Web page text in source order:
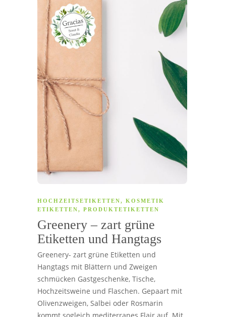
HOCHZEITSETIKETTEN, KOSMETIK
ETIKETTEN, PRODUKTETIKETTEN
Greenery – zart grüne
Etiketten und Hangtags
Greenery- zart grüne Etiketten und
Hangtags mit Blättern und Zweigen
schmücken Gastgeschenke, Tische,
Hochzeitsweine und Flaschen. Gepaart mit
Olivenzweigen, Salbei oder Rosmarin